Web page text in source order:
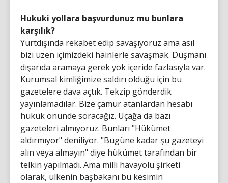
Hukuki yollara başvurdunuz mu bunlara
karşılık?
Yurtdışında rekabet edip savaşıyoruz ama asıl
bizi üzen içimizdeki hainlerle savaşmak. Düşmanı
dışarıda aramaya gerek yok içeride fazlasıyla var.
Kurumsal kimliğimize saldırı olduğu için bu
gazetelere dava açtık. Tekzip gönderdik
yayınlamadılar. Bize çamur atanlardan hesabı
hukuk önünde soracağız. Uçağa da bazı
gazeteleri almıyoruz. Bunları "Hükümet
aldırmıyor" deniliyor. "Bugüne kadar şu gazeteyi
alın veya almayın" diye hükümet tarafından bir
telkin yapılmadı. Ama milli havayolu şirketi
olarak, ülkenin başbakanı bu kesimin